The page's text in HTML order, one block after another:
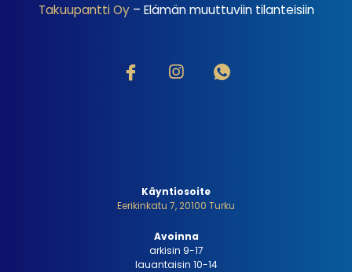
Takuupantti Oy– Elämän muuttuviin tilanteisiin
Käyntiosoite
Eerikinkatu 7, 20100 Turku
Avoinna
arkisin 9-17
lauantaisin 10-14